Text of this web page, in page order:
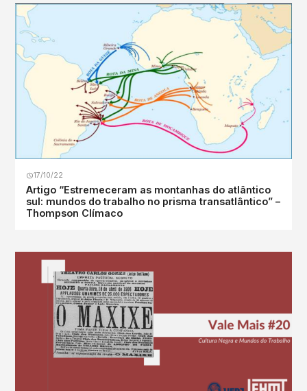
17/10/22
Artigo “Estremeceram as montanhas do atlântico
sul: mundos do trabalho no prisma transatlântico” –
Thompson Clímaco